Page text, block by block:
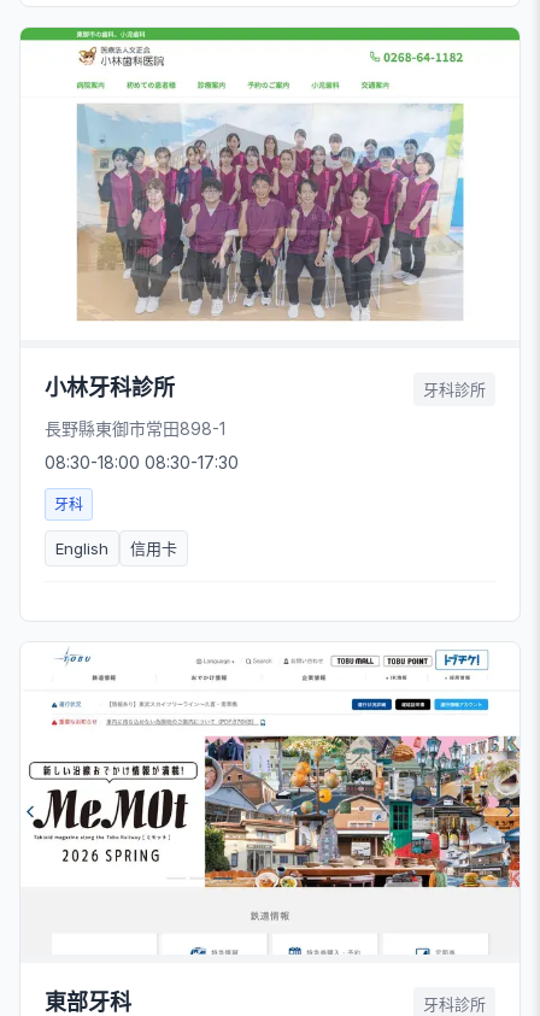
小林牙科診所 牙科診所
長野縣東御市常田898-1
08:30-18:00 08:30-17:30
牙科
English 信用卡
東部牙科 牙科診所